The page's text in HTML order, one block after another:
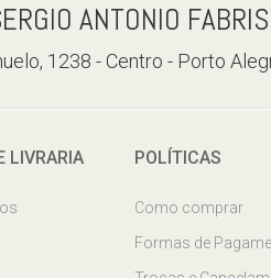
ANTONIO
1238 - Centro - Porto
LIVRARIA POLÍTICAS
Como comprar
Formas de